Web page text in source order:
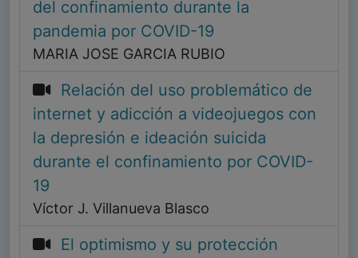
del confinamiento durante la
pandemia por COVID-19
MARIA JOSE GARCIA RUBIO
Relación del uso problemático de
internet y adicción a videojuegos con
la depresión e ideación suicida
durante el confinamiento por COVID-
19
Víctor J. Villanueva Blasco
El optimismo y su protección